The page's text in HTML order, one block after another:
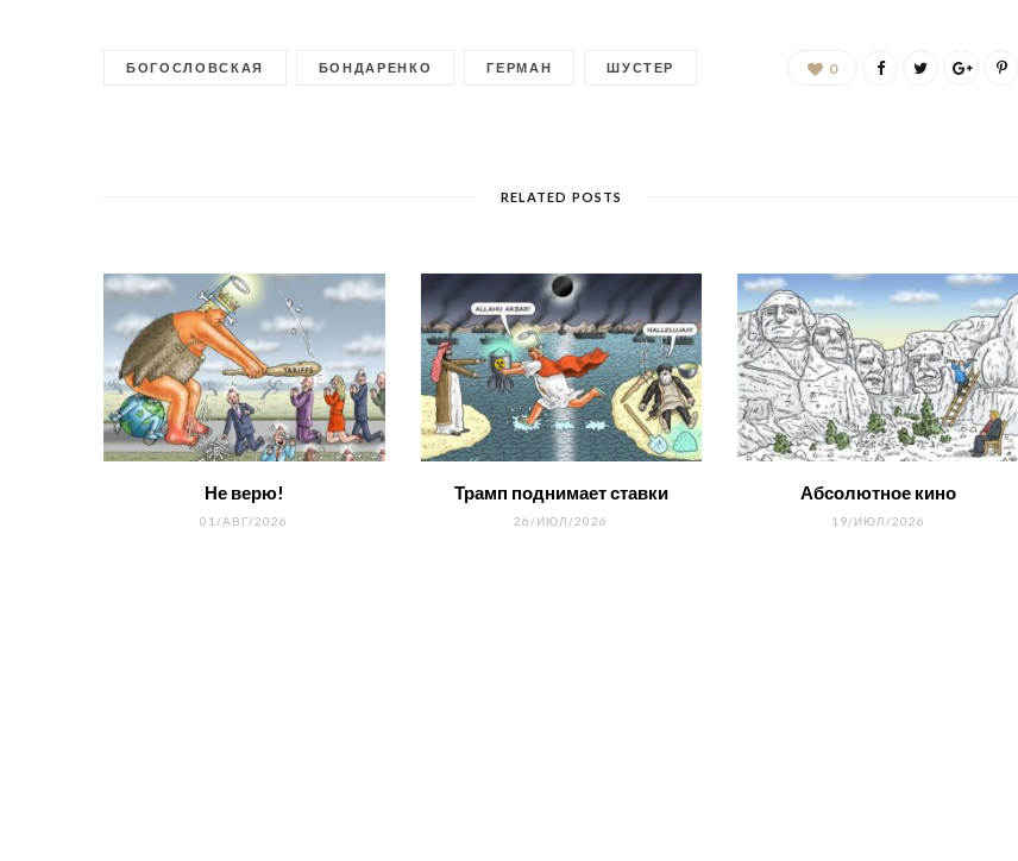
БОГОСЛОВСКАЯ БОНДАРЕНКО ГЕРМАН ШУСТЕР 0
RELATED POSTS
Не верю!
01/АВГ/2026
Трамп поднимает ставки
26/ИЮЛ/2026
Абсолютное кино
19/ИЮЛ/2026